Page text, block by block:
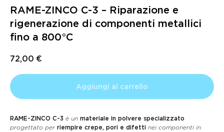
RAME-ZINCO C-3 – Riparazione e
rigenerazione di componenti metallici
fino a 800°C
72,00 €
Aggiungi al carrello
RAME-ZINCO C-3 è un materiale in polvere specializzato
progettato per riempire crepe, pori e difetti nei componenti in